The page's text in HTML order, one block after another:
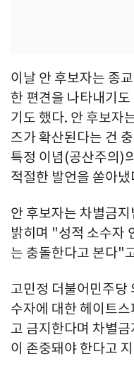
이날 안 후보자는 종
한 편견을 나타내기
기도 했다. 안 후보자
즈가 확산된다는 건
특정 이념(공산주의)
적절한 발언을 쏟아냈
안 후보자는 차별금
밝히며 "성적 소수자
는 충돌한다고 본다"
고민정 더불어민주당
수자에 대한 헤이트
고 금지한다며 차별
이 존중돼야 한다고